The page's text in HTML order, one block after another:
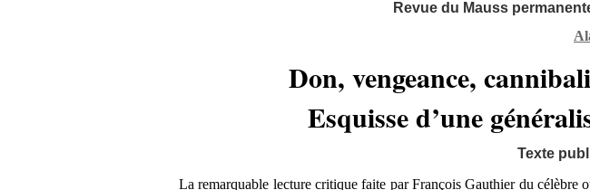
Revue du Mauss
Don, vengeance,
Esquisse d’une
Texte
La remarquable lecture critique faite par François Gauthier du célèbre